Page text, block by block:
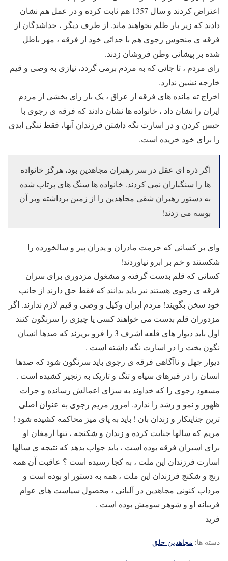
اعتراض کردند و سال 1357 هم ثابت کرده و در عمل هم نشان
دادند که زیر بار ظلم نخواهند ماند. از طرف دیگر ، جداشدگان از
فرقه ی منحوس رجوی هم با جدائی خود از فرقه ، مهر باطل
شده بر پیشانی وطن فروشان زدند.
رای مردم ، تا جائی که به مردم برمی گردد، نیازی به وصی و قیم
خارجه نشین ندارد.
اخراج ته مانده های فرقه از عراق ، یک بار رای بخشی از مردم
ایران را نشان داد ، خانواده ها نشان دادند که فرقه ی رجوی با
حبس کردن و در اسارت نگه داشتن فرزندان آنها، فقط ننگی ابدی
را برای خود خریده است.
اگر ذره ای عقل در سر رهبران مجاهدین بود، هرگز خانواده
ها را سنگباران نمی کردند. خانواده ها سنگ های پرتاب شده
به دستور رهبران شقی مجاهدین را از زمین برداشته وبر آن
بوسه می زدند!
وای بر کسانی که حرمت مادران و پدران پیر و سالخورده را
شکستند و خم بر ابرو نیاوردند!
کسانی که قلم بدست گرفته و مشغول مزدوری برای سران
فرقه ی رجوی هستند نیز باید بدانند که فقط حق دارند از جانب
خود سخن بگویند! مردم ایران وکیل و وصی و قیم لازم ندارند. اگر
مزدوران قلم بدست می خواهند کسی یا چیزی را سرنگون کنند
اول باید دیوار های قلعه اشرف 3 را فرو بریزند که صدها انسان
نگون بخت را در اسارت نگه داشته است .
دیوار جهل و ناآگاهی فرقه ی رجوی باید سرنگون شود که صدها
انسان را در قبرهای سیاه و تنگ و تاریک به زنجیر کشیده است .
مسعود رجوی را که خداوند به سزای اعمالش رسانده و جرات
ظهور و نمو و رشد را ندارد. امروز مریم رجوی به عنوان اصلی
ترین جنایتکار و زندان بان ! باید به پای میز محاکمه کشیده شود !
مریم که سالها جنایت کرده و زندان و شکنجه ، تنها ارمغان او
برای اسیران فرقه بوده است ، باید جواب بدهد که نتیجه ی سالها
اسارت فرزندان این ملت ، به کجا رسیده است ؟ عاقبت آن همه
رنج و شکنج فرزندان این ملت ، همه به دستور او بوده است و
مرداب کنونی مجاهدین در آلبانی ، محصول سیاست های عوام
فریبانه او و شوهر سومش بوده است .
فرید
دسته ها: مجاهدین خلق